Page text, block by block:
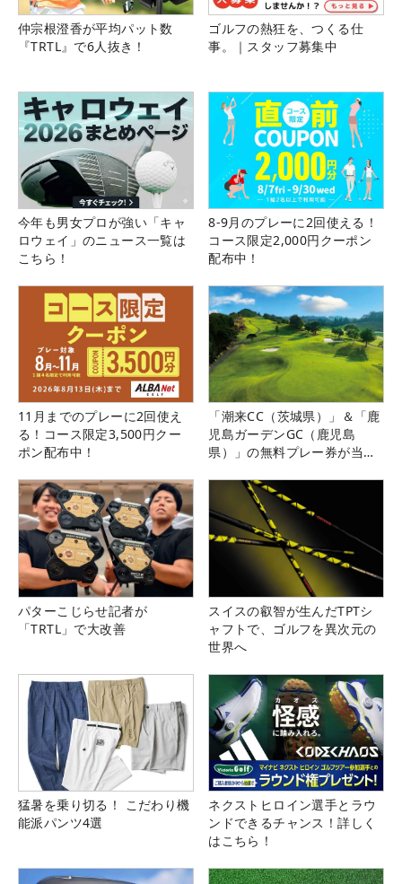
仲宗根澄香が平均パット数
『TRTL』で6人抜き！
ゴルフの熱狂を、つくる仕
事。｜スタッフ募集中
今年も男女プロが強い「キャ
ロウェイ」のニュース一覧は
こちら！
8-9月のプレーに2回使える！
コース限定2,000円クーポン
配布中！
11月までのプレーに2回使え
る！コース限定3,500円クー
ポン配布中！
「潮来CC（茨城県）」＆「鹿
児島ガーデンGC（鹿児島
県）」の無料プレー券が当た
パターこじらせ記者が
「TRTL」で大改善
スイスの叡智が生んだTPTシ
ャフトで、ゴルフを異次元の
世界へ
猛暑を乗り切る！ こだわり機
能派パンツ4選
ネクストヒロイン選手とラウ
ンドできるチャンス！詳しく
はこちら！